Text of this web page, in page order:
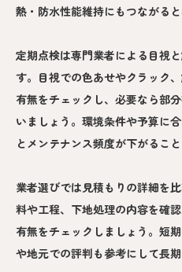
熱・防水性能維持にもつながると
定期点検は専門業者による目視
す。目視での色あせやクラック
有無をチェックし、必要なら部
いましょう。環境条件や予算に
とメンテナンス頻度が下がること
業者選びでは見積もりの詳細を
料や工程、下地処理の内容を確
有無をチェックしましょう。短
や地元での評判も参考にして長